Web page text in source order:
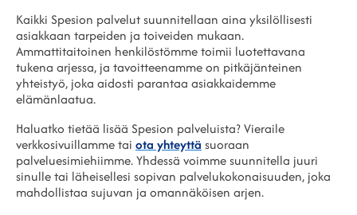
Kaikki Spesion palvelut suunnitellaan aina yksilöllisesti
asiakkaan tarpeiden ja toiveiden mukaan.
Ammattitaitoinen henkilöstömme toimii luotettavana
tukena arjessa, ja tavoitteenamme on pitkäjänteinen
yhteistyö, joka aidosti parantaa asiakkaidemme
elämänlaatua.
Haluatko tietää lisää Spesion palveluista? Vieraile
verkkosivuillamme tai ota yhteyttä suoraan
palveluesimiehiimme. Yhdessä voimme suunnitella juuri
sinulle tai läheisellesi sopivan palvelukokonaisuuden, joka
mahdollistaa sujuvan ja omannäköisen arjen.